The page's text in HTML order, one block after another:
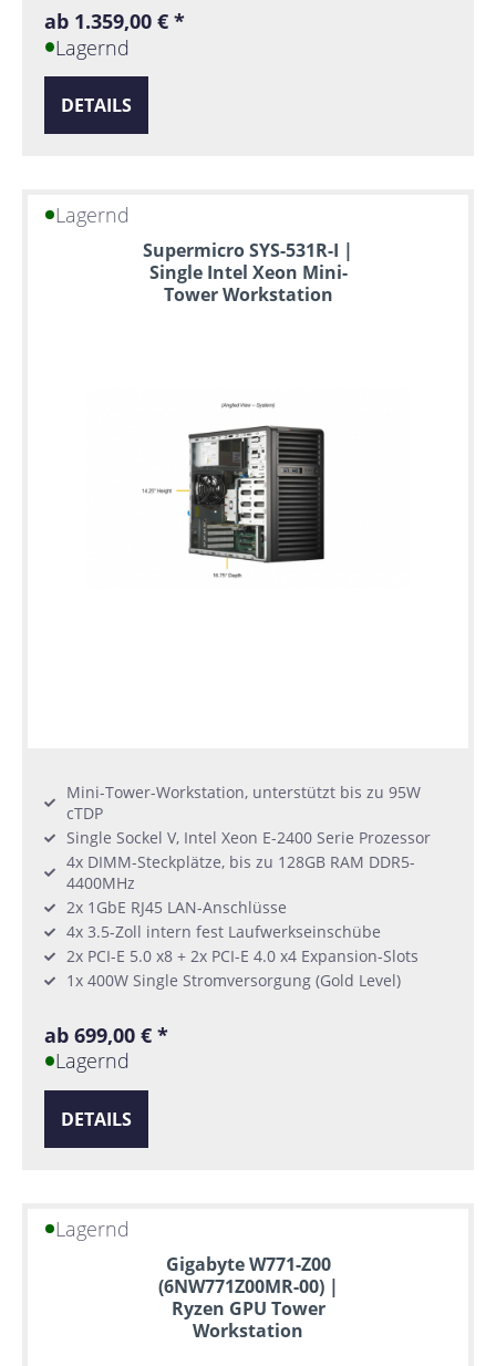
ab 1.359,00 € *
Lagernd
DETAILS
Lagernd
Supermicro SYS-531R-I |
Single Intel Xeon Mini-
Tower Workstation
Mini-Tower-Workstation, unterstützt bis zu 95W
cTDP
Single Sockel V, Intel Xeon E-2400 Serie Prozessor
4x DIMM-Steckplätze, bis zu 128GB RAM DDR5-
4400MHz
2x 1GbE RJ45 LAN-Anschlüsse
4x 3.5-Zoll intern fest Laufwerkseinschübe
2x PCI-E 5.0 x8 + 2x PCI-E 4.0 x4 Expansion-Slots
1x 400W Single Stromversorgung (Gold Level)
ab 699,00 € *
Lagernd
DETAILS
Lagernd
Gigabyte W771-Z00
(6NW771Z00MR-00) |
Ryzen GPU Tower
Workstation